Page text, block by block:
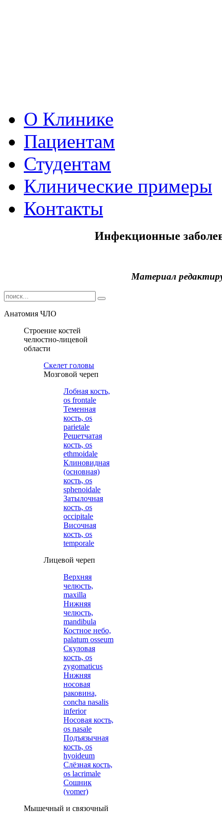
О Клинике
Пациентам
Студентам
Клинические примеры
Контакты
Инфекционные
Материал
Анатомия ЧЛО
Строение костей
челюстно-лицевой
области
Cкелет головы
Мозговой череп
Лобная кость,
os frontale
Теменная
кость, os
parietale
Решетчатая
кость, os
ethmoidale
Клиновидная
(основная)
кость, os
sphenoidale
Затылочная
кость, os
occipitale
Височная
кость, os
temporale
Лицевой череп
Верхняя
челюсть,
maxilla
Нижняя
челюсть,
mandibula
Костное небо,
palatum osseum
Скуловая
кость, os
zygomaticus
Нижняя
носовая
раковина,
concha nasalis
inferior
Носовая кость,
os nasale
Подъязычная
кость, os
hyoideum
Слёзная кость,
os lacrimale
Сошник
(vomer)
Мышечный и связочный